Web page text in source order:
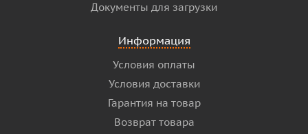
Документы для загрузки
Информация
Условия оплаты
Условия доставки
Гарантия на товар
Возврат товара